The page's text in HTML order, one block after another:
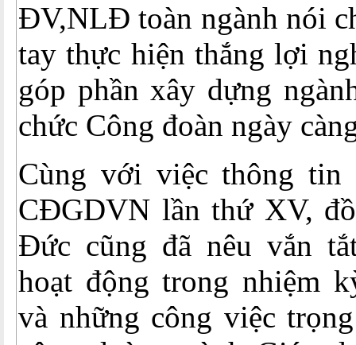
ĐV,NLĐ toàn ngành nói
tay thực hiện thắng lợi
góp phần xây dựng
chức Công đoàn ngày
Cùng với việc thông
CĐGDVN lần thứ XV,
Đức cũng đã nêu vắn
hoạt động trong nhiệm
và những công việc